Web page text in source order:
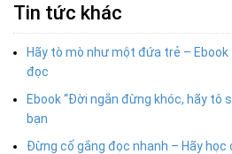
Tin tức khác
Hãy tò mò như một đứa trẻ –
đọc
Ebook “Đời ngắn đừng khóc, hãy tô
bạn
Đừng cố gắng đọc nhanh – Hãy